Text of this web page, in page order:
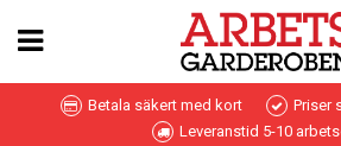
Betala säkert med kort
Priser
Leveranstid 5-10